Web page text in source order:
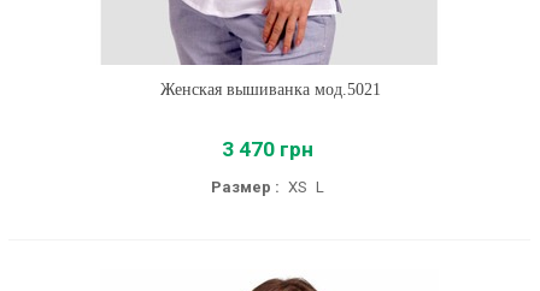
Женская вышиванка мод.5021
3 470 грн
Размер : XS L